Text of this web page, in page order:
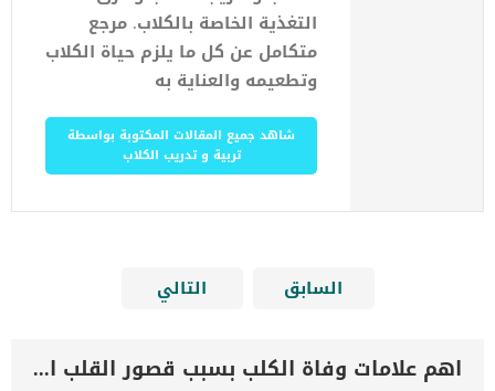
التغذية الخاصة بالكلاب. مرجع
متكامل عن كل ما يلزم حياة الكلاب
وتطعيمه والعناية به
شاهد جميع المقالات المكتوبة بواسطة
تربية و تدريب الكلاب
السابق التالي
اهم علامات وفاة الكلب بسبب قصور القلب الاحتقانى